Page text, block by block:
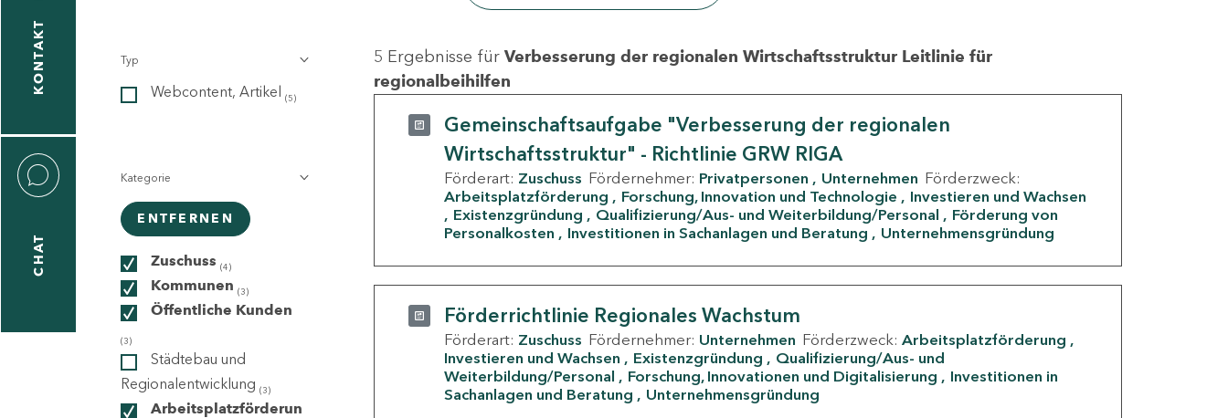
KONTAKT
CHAT
Typ
Webcontent, Artikel (5)
Kategorie
ENTFERNEN
Zuschuss (4)
Kommunen (3)
Öffentliche Kunden
(3)
Städtebau und
Regionalentwicklung (3)
Arbeitsplatzförderun
5 Ergebnisse für Verbesserung der regionalen Wirtschaftsstruktur Leitlinie für
regionalbeihilfen
Gemeinschaftsaufgabe "Verbesserung der regionalen
Wirtschaftsstruktur" - Richtlinie GRW RIGA
Förderart: Zuschuss Fördernehmer: Privatpersonen Unternehmen Förderzweck:
Arbeitsplatzförderung
Forschung, Innovation und Technologie
Investieren und Wachsen
Existenzgründung
Qualifizierung/Aus- und Weiterbildung/Personal
Förderung von
Personalkosten
Investitionen in Sachanlagen und Beratung Unternehmensgründung
Förderrichtlinie Regionales Wachstum
Förderart: Zuschuss Fördernehmer: Unternehmen Förderzweck: Arbeitsplatzförderung
Investieren und Wachsen
Existenzgründung
Qualifizierung/Aus- und
Weiterbildung/Personal
Forschung, Innovationen und Digitalisierung
Investitionen in
Sachanlagen und Beratung
Unternehmensgründung